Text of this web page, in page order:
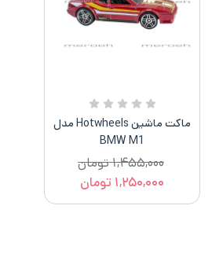
ماکت ماشین Hotwheels مدل
BMW M1
۱,۴۵۵,۰۰۰تومان
۱,۲۵۰,۰۰۰ تومان